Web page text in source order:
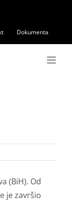
Dokumenta
(BiH). Od
je završio